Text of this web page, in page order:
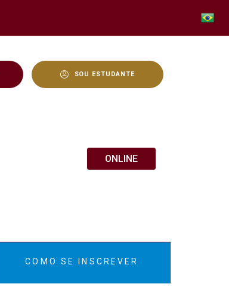
SOU ESTUDANTE
ONLINE
COMO SE INSCREVER